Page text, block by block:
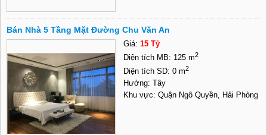
Bán Nhà 5 Tầng Mặt Đường Chu Văn An
Giá: 15 Tỷ
Diện tích MB: 125 m2
Diện tích SD: 0 m2
Hướng: Tây
Khu vực: Quận Ngô Quyền, Hải Phòng